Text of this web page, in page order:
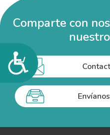
Accesibilidad
Comparte con